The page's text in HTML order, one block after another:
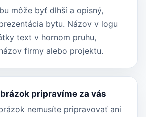
môže byť dlhší a opisný,
bytu. Názov v logu
text v hornom pruhu,
firmy alebo projektu.
pripravíme za vás
nemusíte pripravovať ani